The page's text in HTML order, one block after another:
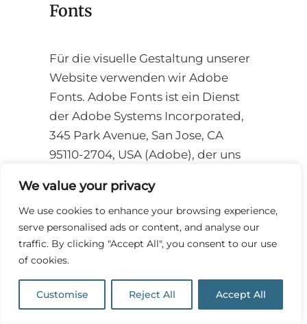
We value your privacy
We use cookies to enhance your browsing experience,
serve personalised ads or content, and analyse our
traffic. By clicking "Accept All", you consent to our use
of cookies.
Customise Reject All Accept All
Fonts
Für die visuelle Gestaltung unserer
Website verwenden wir Adobe
Fonts. Adobe Fonts ist ein Dienst
der Adobe Systems Incorporated,
345 Park Avenue, San Jose, CA
95110-2704, USA (Adobe), der uns
Schriftartenbibliothek gewährt. Um
die von uns verwendeten
Schriftarten zu integrieren, muss Ihr
Browser eine Verbindung zu einem
und die für unsere Website
erforderliche Schriftart